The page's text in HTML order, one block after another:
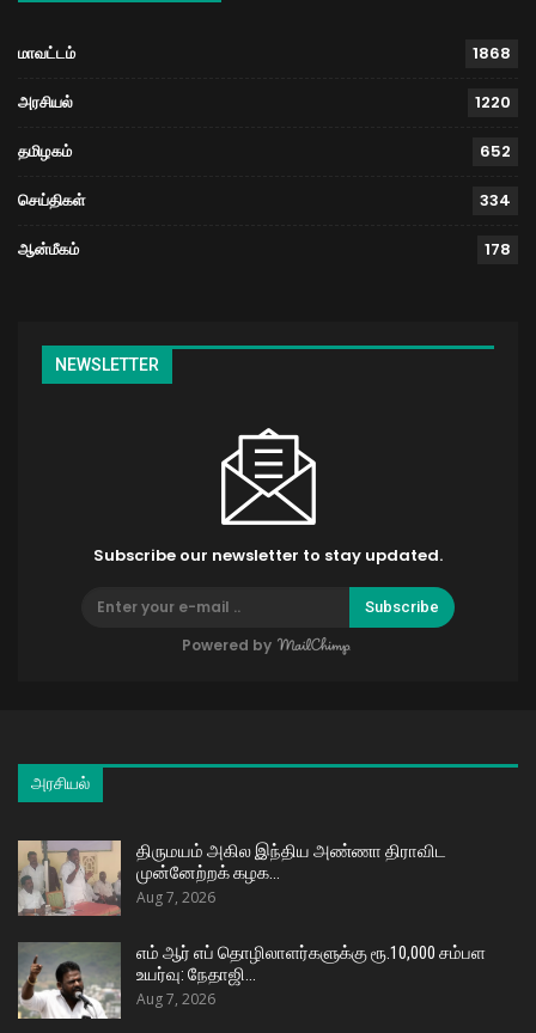
மாவட்டம் 1868
அரசியல் 1220
தமிழகம் 652
செய்திகள் 334
ஆன்மீகம் 178
NEWSLETTER
Subscribe our newsletter to stay updated.
Subscribe
Powered by
அரசியல்
திருமயம் அகில இந்திய அண்ணா திராவிட
முன்னேற்றக் கழக…
Aug 7, 2026
எம் ஆர் எப் தொழிலாளர்களுக்கு ரூ.10,000 சம்பள
உயர்வு: நேதாஜி…
Aug 7, 2026